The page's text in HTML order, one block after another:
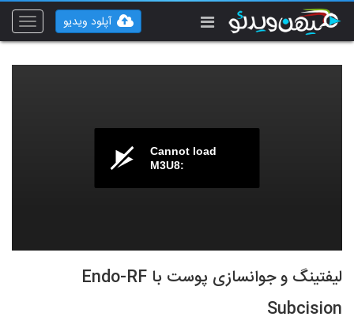
Toggle
آپلود ویدیو
Cannot load
M3U8:
لیفتینگ و جوانسازی پوست با Endo-RF
Subcision